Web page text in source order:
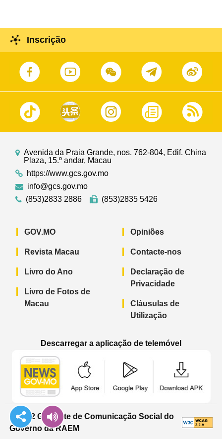
Inscrição
Avenida da Praia Grande, nos. 762-804, Edif. China
Plaza, 15.º andar, Macau
https://www.gcs.gov.mo
info@gcs.gov.mo
(853)2833 2886
(853)2835 5426
GOV.MO
Revista Macau
Livro do Ano
Livro de Fotos de
Macau
Opiniões
Contacte-nos
Declaração de
Privacidade
Cláusulas de
Utilização
Descarregar a aplicação de telemóvel
© 2022 Gabinete de Comunicação Social do
Governo da RAEM